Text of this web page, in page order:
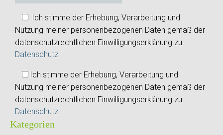
Ich stimme der Erhebung, Verarbeitung und
Nutzung meiner personenbezogenen Daten gemäß der
datenschutzrechtlichen Einwilligungserklärung zu.
Datenschutz
Ich stimme der Erhebung, Verarbeitung und
Nutzung meiner personenbezogenen Daten gemäß der
datenschutzrechtlichen Einwilligungserklärung zu.
Datenschutz
Kategorien